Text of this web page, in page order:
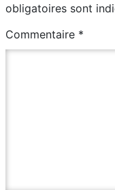
obligatoires sont
Commentaire *